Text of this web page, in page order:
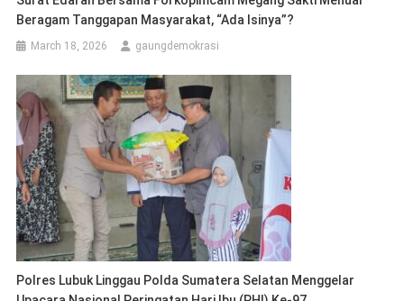
Beragam Tanggapan Masyarakat, “Ada Isinya”?
March 18, 2026 gaungdemokrasi
Polres Lubuk Linggau Polda Sumatera Selatan Menggelar